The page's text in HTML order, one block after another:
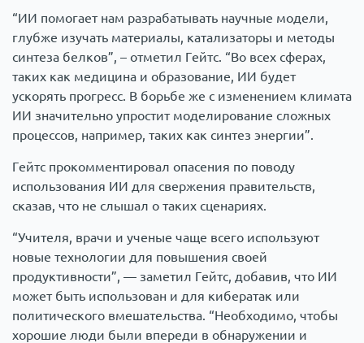
“ИИ помогает нам разрабатывать научные модели,
глубже изучать материалы, катализаторы и методы
синтеза белков”, – отметил Гейтс. “Во всех сферах,
таких как медицина и образование, ИИ будет
ускорять прогресс. В борьбе же с изменением климата
ИИ значительно упростит моделирование сложных
процессов, например, таких как синтез энергии”.
Гейтс прокомментировал опасения по поводу
использования ИИ для свержения правительств,
сказав, что не слышал о таких сценариях.
“Учителя, врачи и ученые чаще всего используют
новые технологии для повышения своей
продуктивности”, — заметил Гейтс, добавив, что ИИ
может быть использован и для кибератак или
политического вмешательства. “Необходимо, чтобы
хорошие люди были впереди в обнаружении и